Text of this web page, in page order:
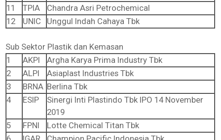
11
TPIA
Chandra Asri Petrochemical
12
UNIC Unggul Indah Cahaya Tbk
Sub Sektor Plastik dan Kemasan
1
AKPI
Argha Karya Prima Industry Tbk
2
ALPI
Asiaplast Industries Tbk
3
BRNA Berlina Tbk
4
ESIP
Sinergi Inti Plastindo Tbk IPO 14 November
2019
5
FPNI
Lotte Chemical Titan Tbk